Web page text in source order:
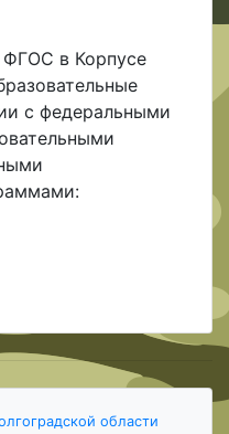
в Корпусе
с федеральными
области